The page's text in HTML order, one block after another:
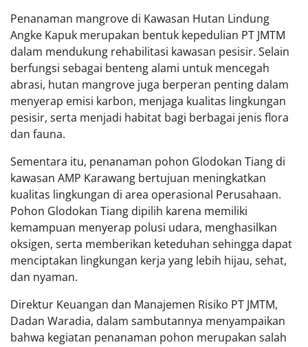
Penanaman mangrove di Kawasan Hutan Lindung
Angke Kapuk merupakan bentuk kepedulian PT JMTM
dalam mendukung rehabilitasi kawasan pesisir. Selain
berfungsi sebagai benteng alami untuk mencegah
abrasi, hutan mangrove juga berperan penting dalam
menyerap emisi karbon, menjaga kualitas lingkungan
pesisir, serta menjadi habitat bagi berbagai jenis flora
dan fauna.
Sementara itu, penanaman pohon Glodokan Tiang di
kawasan AMP Karawang bertujuan meningkatkan
kualitas lingkungan di area operasional Perusahaan.
Pohon Glodokan Tiang dipilih karena memiliki
kemampuan menyerap polusi udara, menghasilkan
oksigen, serta memberikan keteduhan sehingga dapat
menciptakan lingkungan kerja yang lebih hijau, sehat,
dan nyaman.
Direktur Keuangan dan Manajemen Risiko PT JMTM,
Dadan Waradia, dalam sambutannya menyampaikan
bahwa kegiatan penanaman pohon merupakan salah